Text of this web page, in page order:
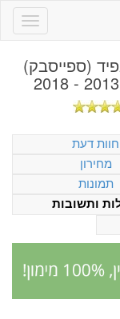
(ספייסבק)
חוות דעת
מחירון
תמונות
ותשובות